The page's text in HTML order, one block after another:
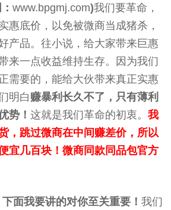
：www.bpgmj.com)我们要革命，
惠底价，以免被微商当成猪杀，
产品。往小说，给大家带来巨惠
来一点收益维持生存。因为我们
需要的，能给大伙带来真正实惠
明白 赚暴利长久不了，只有薄利
势！这就是我们革命的初衷。我
，跳过微商在中间赚差价，所以
宜几百块！微商同款同品包官方
下面我要讲的对你至关重要！我们